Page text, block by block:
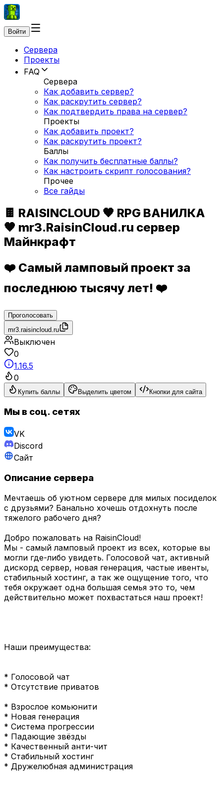
Войти
Сервера
Проекты
FAQ
Сервера
Как добавить сервер?
Как раскрутить сервер?
Как подтвердить права на сервер?
Проекты
Как добавить проект?
Как раскрутить проект?
Баллы
Как получить бесплатные баллы?
Как настроить скрипт голосования?
Прочее
Все гайды
🍫 RAISINCLOUD 🧡 RPG ВАНИЛКА
🧡 mr3.RaisinCloud.ru сервер
Майнкрафт
❤️ Самый ламповый проект за
последнюю тысячу лет! ❤️
Проголосовать
mr3.raisincloud.ru
Выключен
0
1.16.5
0
Купить баллы Выделить цветом Кнопки для сайта
Мы в соц. сетях
VK
Discord
Сайт
Описание сервера
Мечтаешь об уютном сервере для милых посиделок
с друзьями? Банально хочешь отдохнуть после
тяжелого рабочего дня?
Добро пожаловать на RaisinCloud!
Мы - самый ламповый проект из всех, которые вы
могли где-либо увидеть. Голосовой чат, активный
дискорд сервер, новая генерация, частые ивенты,
стабильный хостинг, а так же ощущение того, что
тебя окружает одна большая семья это то, чем
действительно может похвастаться наш проект!
Наши преимущества:
* Голосовой чат
* Отсутствие приватов
* Взрослое комьюнити
* Новая генерация
* Система прогрессии
* Падающие звёзды
* Качественный анти-чит
* Стабильный хостинг
* Дружелюбная администрация